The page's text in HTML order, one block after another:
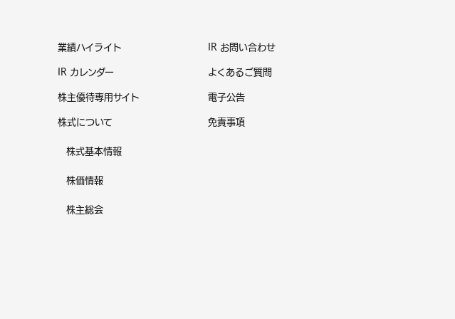
業績ハイライト
IR カレンダー
株主優待専用サイト
株式について
株式基本情報
株価情報
株主総会
IR お問い合わせ
よくあるご質問
電子公告
免責事項